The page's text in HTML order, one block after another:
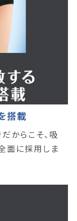
搭載
からこそ、吸
面に採用しま